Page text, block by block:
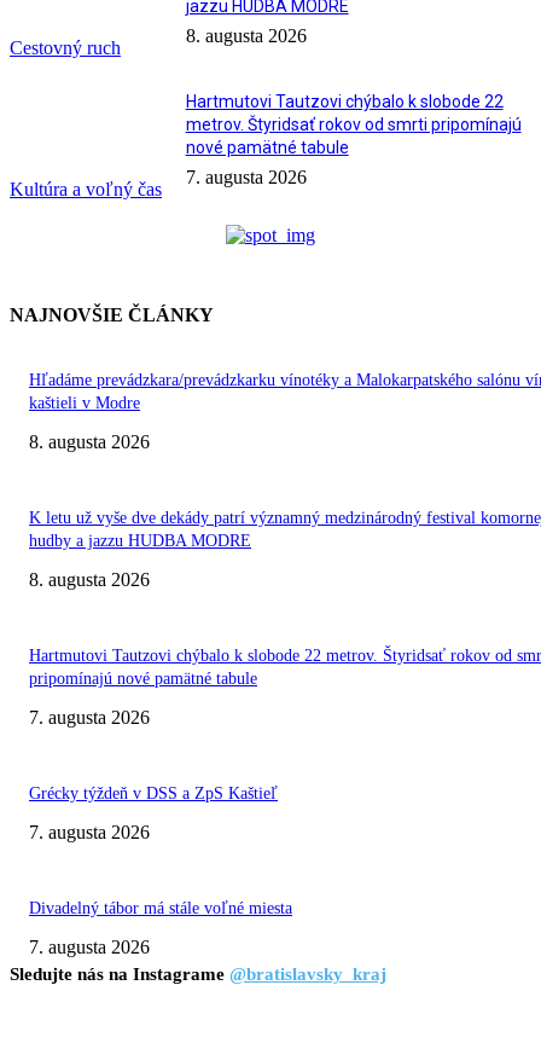
Cestovný ruch
jazzu HUDBA MODRE
8. augusta 2026
Kultúra a voľný čas
Hartmutovi Tautzovi chýbalo k slobode 22
metrov. Štyridsať rokov od smrti pripomínajú
nové pamätné tabule
7. augusta 2026
NAJNOVŠIE ČLÁNKY
Hľadáme prevádzkara/prevádzkarku vínotéky a Malokarpatského salónu
kaštieli v Modre
8. augusta 2026
K letu už vyše dve dekády patrí významný medzinárodný festival
hudby a jazzu HUDBA MODRE
8. augusta 2026
Hartmutovi Tautzovi chýbalo k slobode 22 metrov. Štyridsať rokov od
pripomínajú nové pamätné tabule
7. augusta 2026
Grécky týždeň v DSS a ZpS Kaštieľ
7. augusta 2026
Divadelný tábor má stále voľné miesta
7. augusta 2026
Sledujte nás na Instagrame @bratislavsky_kraj